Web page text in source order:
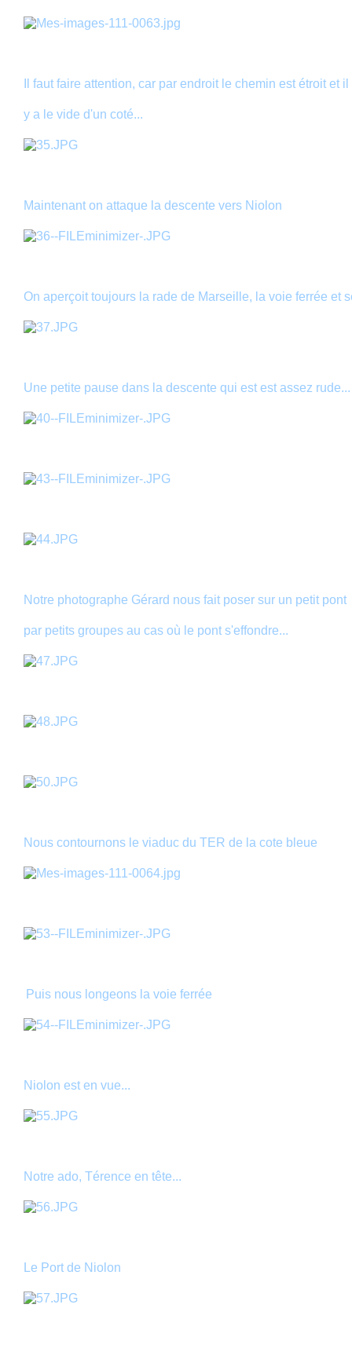
Il faut faire attention, car par endroit le chemin est étroit et il
y a le vide d'un coté...
Maintenant on attaque la descente vers Niolon
On aperçoit toujours la rade de Marseille, la voie ferrée et
Une petite pause dans la descente qui est est assez rude...
Notre photographe Gérard nous fait poser sur un petit pont
par petits groupes au cas où le pont s'effondre...
Nous contournons le viaduc du TER de la cote bleue
Puis nous longeons la voie ferrée
Niolon est en vue...
Notre ado, Térence en tête...
Le Port de Niolon